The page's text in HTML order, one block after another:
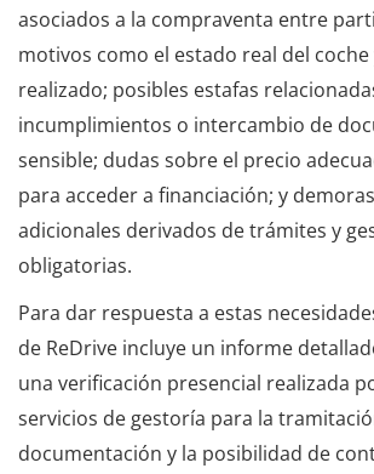
asociados a la compraventa entre
motivos como el estado real del
realizado; posibles estafas
incumplimientos o intercambio de
sensible; dudas sobre el precio
para acceder a financiación; y
adicionales derivados de trámites y
obligatorias.
Para dar respuesta a estas
de ReDrive incluye un informe
una verificación presencial realizada
servicios de gestoría para la
documentación y la posibilidad de